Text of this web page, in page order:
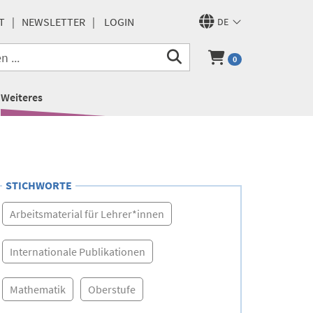
DE
NEWSLETTER LOGIN
0
Weiteres
STICHWORTE
Arbeitsmaterial für Lehrer*innen
Internationale Publikationen
Mathematik Oberstufe